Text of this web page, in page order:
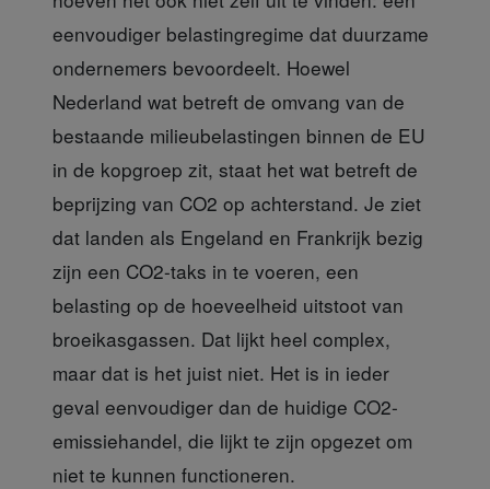
eenvoudiger belastingregime dat duurzame
ondernemers bevoordeelt. Hoewel
Nederland wat betreft de omvang van de
bestaande milieubelastingen binnen de EU
in de kopgroep zit, staat het wat betreft de
beprijzing van CO2 op achterstand. Je ziet
dat landen als Engeland en Frankrijk bezig
zijn een CO2-taks in te voeren, een
belasting op de hoeveelheid uitstoot van
broeikasgassen. Dat lijkt heel complex,
maar dat is het juist niet. Het is in ieder
geval eenvoudiger dan de huidige CO2-
emissiehandel, die lijkt te zijn opgezet om
niet te kunnen functioneren.